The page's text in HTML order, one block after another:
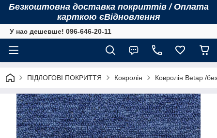
Безкоштовна доставка покриттів / Оплата
карткою єВідновлення
У нас дешевше! 096-646-20-11
ПІДЛОГОВІ ПОКРИТТЯ Ковролін Ковролін Betap /